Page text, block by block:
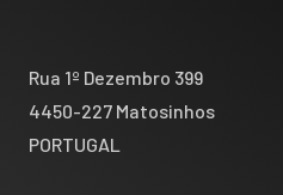
Rua 1º Dezembro 399
4450-227 Matosinhos
PORTUGAL